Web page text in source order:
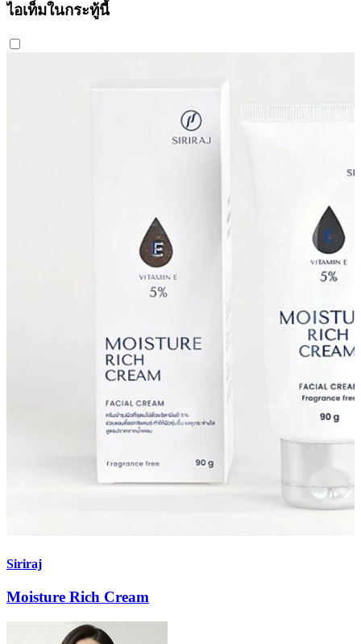
ไอเท็มในกระทู้นี้
Siriraj
Moisture Rich Cream